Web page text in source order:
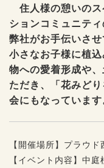
住人様の憩いの
ションコミュニテ
弊社がお手伝いさせ
小さなお子様に植
物への愛着形成や
ただき、「花みど
会にもなっています
【開催場所】プラウ
【イベント内容】中